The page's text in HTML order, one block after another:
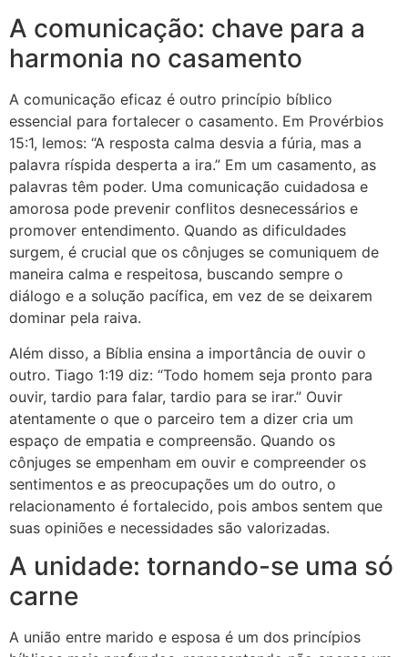
A comunicação: chave para a
harmonia no casamento
A comunicação eficaz é outro princípio bíblico
essencial para fortalecer o casamento. Em Provérbios
15:1, lemos: “A resposta calma desvia a fúria, mas a
palavra ríspida desperta a ira.” Em um casamento, as
palavras têm poder. Uma comunicação cuidadosa e
amorosa pode prevenir conflitos desnecessários e
promover entendimento. Quando as dificuldades
surgem, é crucial que os cônjuges se comuniquem de
maneira calma e respeitosa, buscando sempre o
diálogo e a solução pacífica, em vez de se deixarem
dominar pela raiva.
Além disso, a Bíblia ensina a importância de ouvir o
outro. Tiago 1:19 diz: “Todo homem seja pronto para
ouvir, tardio para falar, tardio para se irar.” Ouvir
atentamente o que o parceiro tem a dizer cria um
espaço de empatia e compreensão. Quando os
cônjuges se empenham em ouvir e compreender os
sentimentos e as preocupações um do outro, o
relacionamento é fortalecido, pois ambos sentem que
suas opiniões e necessidades são valorizadas.
A unidade: tornando-se uma só
carne
A união entre marido e esposa é um dos princípios